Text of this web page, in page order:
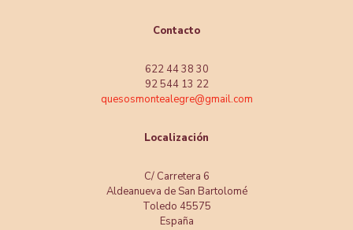
Contacto
622 44 38 30
92 544 13 22
quesosmontealegre@gmail.com
Localización
C/ Carretera 6
Aldeanueva de San Bartolomé
Toledo 45575
España